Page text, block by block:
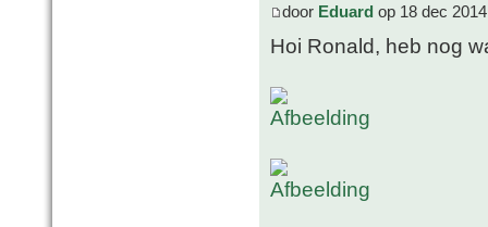
door Eduard op 18 dec
Hoi Ronald, heb nog